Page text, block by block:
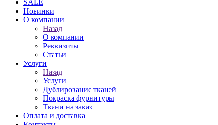
SALE
Новинки
О компании
Назад
О компании
Реквизиты
Статьи
Услуги
Назад
Услуги
Дублирование тканей
Покраска фурнитуры
Ткани на заказ
Оплата и доставка